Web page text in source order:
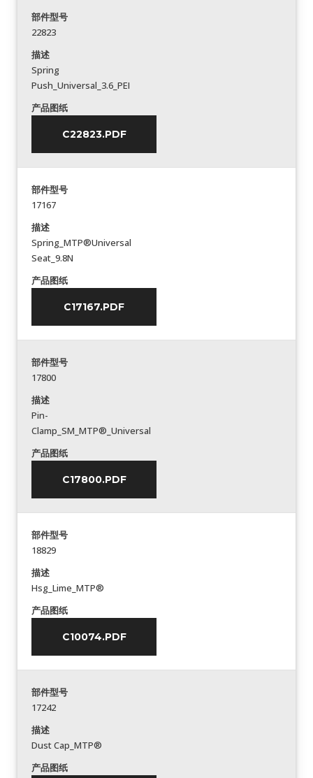
部件型号
22823
描述
Spring
Push_Universal_3.6_PEI
产品图纸
C22823.PDF
部件型号
17167
描述
Spring_MTP®Universal
Seat_9.8N
产品图纸
C17167.PDF
部件型号
17800
描述
Pin-
Clamp_SM_MTP®_Universal
产品图纸
C17800.PDF
部件型号
18829
描述
Hsg_Lime_MTP®
产品图纸
C10074.PDF
部件型号
17242
描述
Dust Cap_MTP®
产品图纸